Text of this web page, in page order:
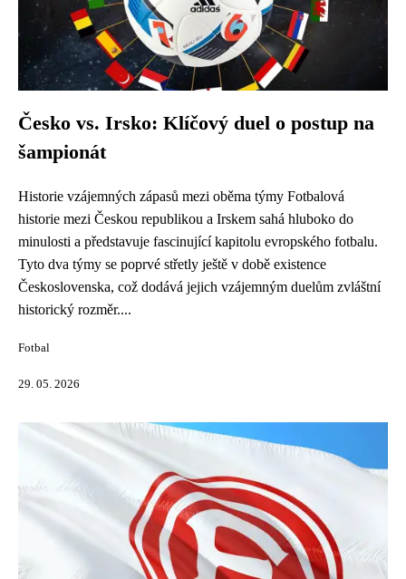
Česko vs. Irsko: Klíčový duel o postup na
šampionát
Historie vzájemných zápasů mezi oběma týmy Fotbalová
historie mezi Českou republikou a Irskem sahá hluboko do
minulosti a představuje fascinující kapitolu evropského fotbalu.
Tyto dva týmy se poprvé střetly ještě v době existence
Československa, což dodává jejich vzájemným duelům zvláštní
historický rozměr....
Fotbal
29. 05. 2026